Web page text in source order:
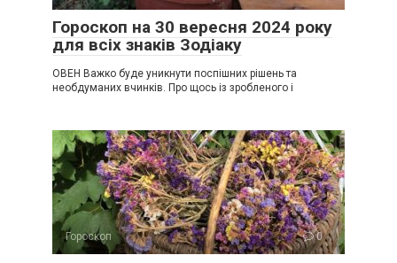
Гороскоп на 30 вересня 2024 року
для всіх знаків Зодіаку
ОВЕН Важко буде уникнути поспішних рішень та
необдуманих вчинків. Про щось із зробленого і
Гороскоп 0